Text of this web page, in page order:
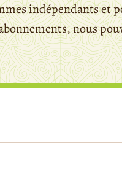
indépendants et
nous